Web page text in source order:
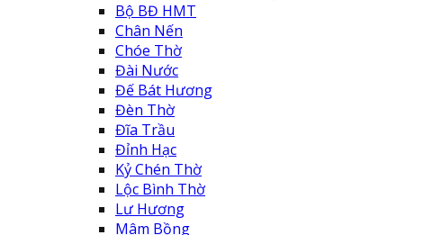
Bộ BĐ HMT
Chân Nến
Chóe Thờ
Đài Nước
Đế Bát Hương
Đèn Thờ
Đĩa Trầu
Đỉnh Hạc
Kỷ Chén Thờ
Lộc Bình Thờ
Lư Hương
Mâm Bồng